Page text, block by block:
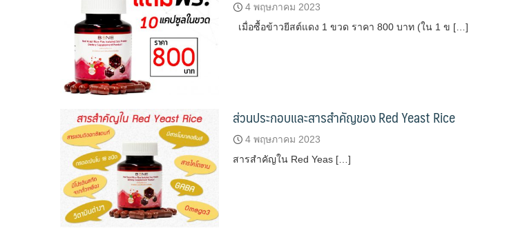
4 พฤษภาคม 2023
เมื่อซื้อข้าวยีสต์แดง 1 ขวด ราคา 800 บาท (ใน 1 ข […]
ส่วนประกอบและสารสำคัญของ Red Yeast Rice
4 พฤษภาคม 2023
สารสำคัญใน Red Yeas […]